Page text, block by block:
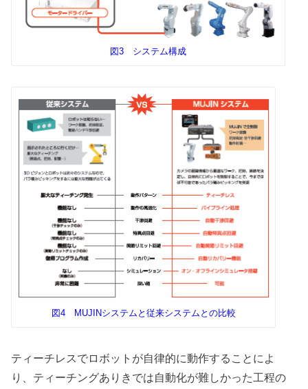
図3 システム構成
図4 MUJINシステムと従来システムとの比較
ティーチレスでロボットが自律的に動作することによ
り、ティーチングありきでは自動化が難しかった工程の